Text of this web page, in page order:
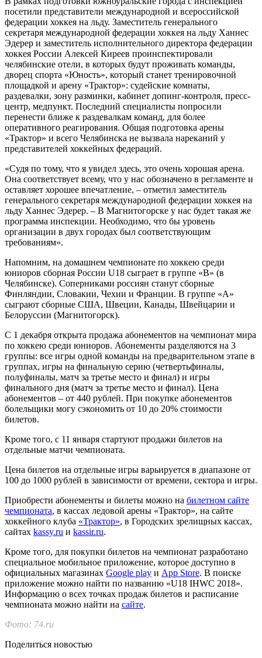
посетили представители международной и всероссийской
федерации хоккея на льду. Заместитель генерального
секретаря международной федерации хоккея на льду Ханнес
Эдерер и заместитель исполнительного директора федерации
хоккея России Алексей Киреев проинспектировали
челябинские отели, в которых будут проживать команды,
дворец спорта «Юность», который станет тренировочной
площадкой и арену «Трактор»: судейские комнаты,
раздевалки, зону разминки, кабинет допинг-контроля, пресс-
центр, медпункт. Последний специалисты попросили
перенести ближе к раздевалкам команд, для более
оперативного реагирования. Общая подготовка арены
«Трактор» и всего Челябинска не вызвала нареканий у
представителей хоккейных федераций.
«Судя по тому, что я увидел здесь, это очень хорошая арена.
Она соответствует всему, что у нас обозначено в регламенте и
оставляет хорошее впечатление, – отметил заместитель
генерального секретаря международной федерации хоккея на
льду Ханнес Эдерер. – В Магнитогорске у нас будет такая же
программа инспекции. Необходимо, что бы уровень
организации в двух городах был соответствующим
требованиям».
Напомним, на домашнем чемпионате по хоккею среди
юниоров сборная России U18 сыграет в группе «B» (в
Челябинске). Соперниками россиян станут сборные
Финляндии, Словакии, Чехии и Франции. В группе «А»
сыграют сборные США, Швеции, Канады, Швейцарии и
Белоруссии (Магнитогорск).
С 1 декабря открыта продажа абонементов на чемпионат мира
по хоккею среди юниоров. Абонементы разделяются на 3
группы: все игры одной команды на предварительном этапе в
группах, игры на финальную серию (четвертьфиналы,
полуфиналы, матч за третье место и финал) и игры
финального дня (матч за третье место и финал). Цена
абонементов – от 440 рублей. При покупке абонементов
болельщики могу сэкономить от 10 до 20% стоимости
билетов.
Кроме того, с 11 января стартуют продажи билетов на
отдельные матчи чемпионата.
Цена билетов на отдельные игры варьируется в диапазоне от
100 до 1000 рублей в зависимости от времени, сектора и игры.
Приобрести абонементы и билеты можно на билетном сайте
чемпионата, в кассах ледовой арены «Трактор», на сайте
хоккейного клуба «Трактор», в Городских зрелищных кассах,
сайтах kassy.ru и kassir.ru.
Кроме того, для покупки билетов на чемпионат разработано
специальное мобильное приложение, которое доступно в
официальных магазинах Google play и App Store. В поиске
приложение можно найти по названию «U18 IHWC 2018».
Информацию о всех точках продаж билетов и расписание
чемпионата можно найти на сайте.
Фото: 74.ru
Поделиться новостью